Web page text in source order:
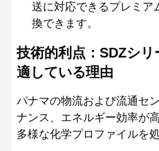
送に対応できるプレミア
換できます。
技術的利点：SDZシ
適している理由
パナマの物流および流通セ
ナンス、エネルギー効率が
多様な化学プロファイルを